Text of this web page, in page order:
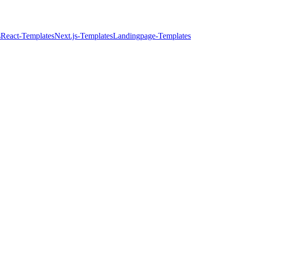
React-TemplatesNext.js-TemplatesLandingpage-Templates